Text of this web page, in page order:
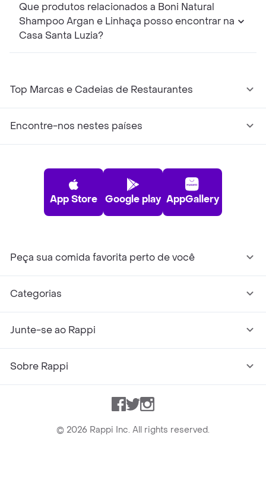
Que produtos relacionados a Boni Natural
Shampoo Argan e Linhaça posso encontrar na
Casa Santa Luzia?
Top Marcas e Cadeias de Restaurantes
Encontre-nos nestes países
App Store Google play AppGallery
Peça sua comida favorita perto de você
Categorias
Junte-se ao Rappi
Sobre Rappi
Facebook
TwitterInstagram
© 2026 Rappi Inc. All rights reserved.